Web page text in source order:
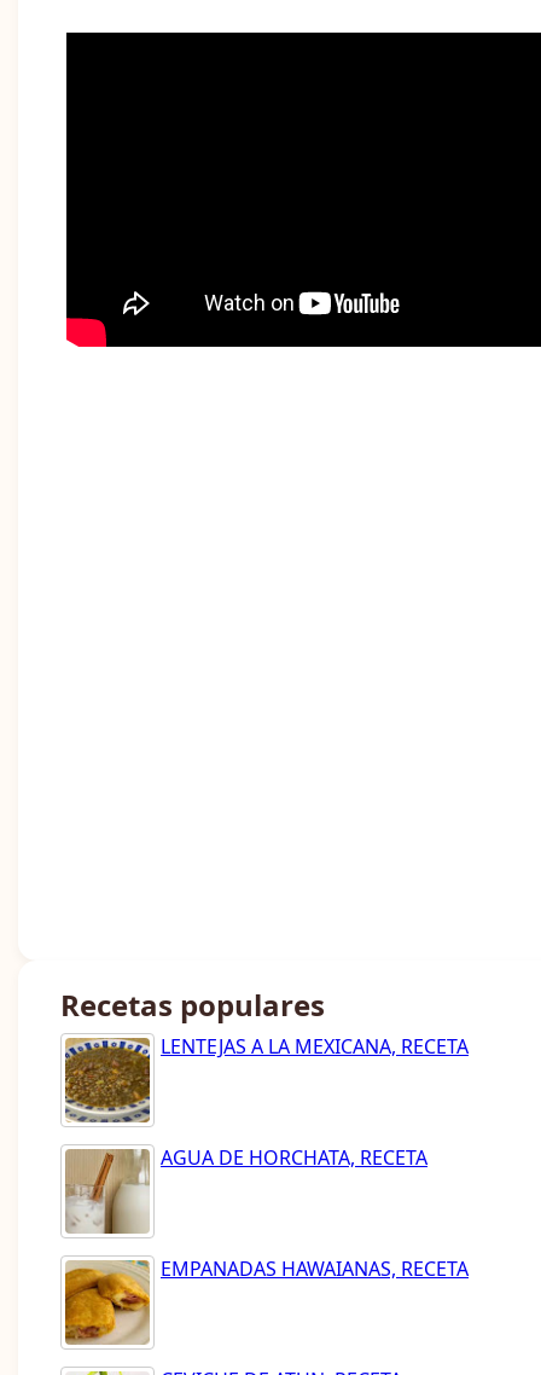
Recetas populares
LENTEJAS A LA MEXICANA, RECETA
AGUA DE HORCHATA, RECETA
EMPANADAS HAWAIANAS, RECETA